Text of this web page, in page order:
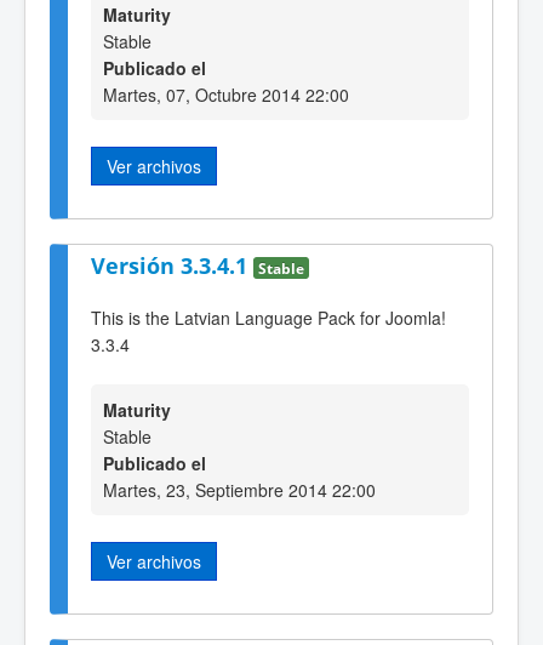
Maturity
Stable
Publicado el
Martes, 07, Octubre 2014 22:00
Ver archivos
Versión 3.3.4.1 Stable
This is the Latvian Language Pack for Joomla!
3.3.4
Maturity
Stable
Publicado el
Martes, 23, Septiembre 2014 22:00
Ver archivos